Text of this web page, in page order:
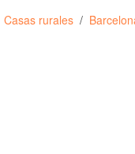
Casas rurales